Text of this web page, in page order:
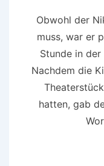
Obwohl der
muss, war er
Stunde in der
Nachdem die
hatten, gab